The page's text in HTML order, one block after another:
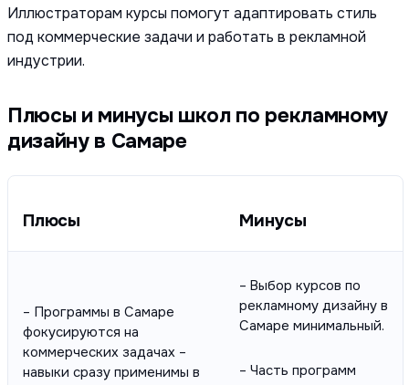
Иллюстраторам курсы помогут адаптировать стиль
под коммерческие задачи и работать в рекламной
индустрии.
Плюсы и минусы школ по рекламному
дизайну в Самаре
Плюсы Минусы
– Программы в Самаре
фокусируются на
коммерческих задачах –
навыки сразу применимы в
– Выбор курсов по
рекламному дизайну в
Самаре минимальный.
– Часть программ